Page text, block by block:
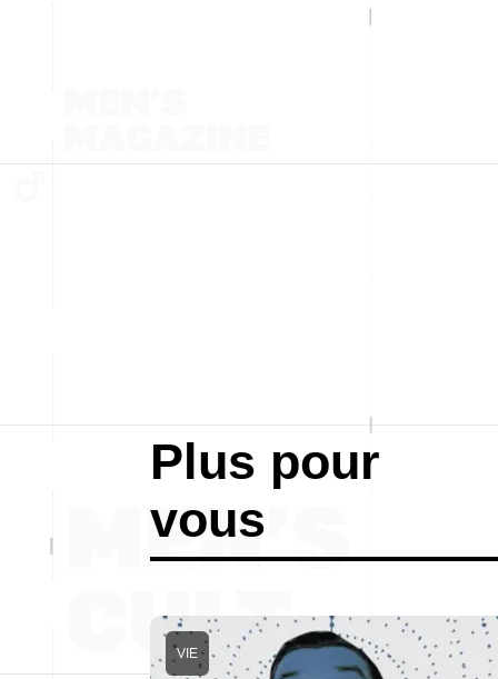
Plus pour
vous
VIE